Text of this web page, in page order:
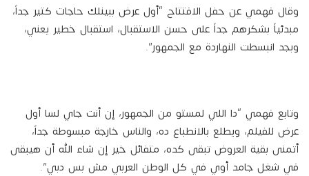
وقال فهمي عن حفل الافتتاح “أول عرض ببينلك حاجات كتير جداً،
مبدئياً بشكرهم جداً على حسن الاستقبال، استقبال خطير يعني،
وبجد انبسطت النهاردة مع الجمهور”.
وتابع فهمي “دا اللي لمستو من الجمهور، إن أنت جاي لسا أول
عرض للفيلم، ويطلع بالانطباع ده، والناس خارجة مبسوطة جداً،
أتمنى بقية العروض تبقى كده، متفائل خير إن شاء الله أن هيبقى
في شغل جامد أوي في كل الوطن العربي مش بس دبي”.